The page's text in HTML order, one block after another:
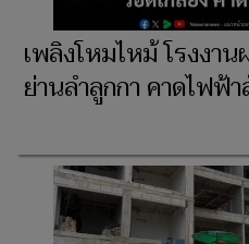
เพลิงโหมไหม้ โรงงา
ย่านลำลูกกา คาดไฟฟ้